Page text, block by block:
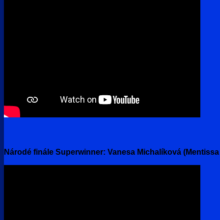
Národé finále Superwinner: Vanesa Michalíková